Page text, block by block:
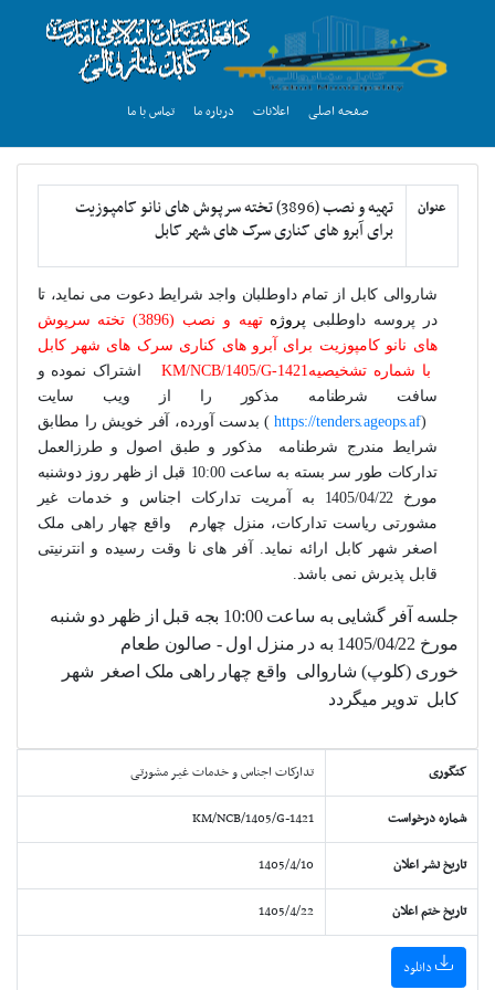
صفحه اصلی اعلانات درباره ما تماس با ما
عنوان
تهیه و نصب (3896) تخته سرپوش های نانو کامپوزیت
برای آبرو های کناری سرک های شهر کابل
شاروالی کابل از تمام داوطلبان واجد شرایط دعوت می نماید، تا
در پروسه داوطلبی پروژه
تهیه و نصب (3896) تخته سرپوش
های نانو کامپوزیت برای آبرو های کناری سرک های شهر کابل
با شماره تشخیصیه KM/NCB/1405/G-1421 اشتراک نموده و
سافت شرطنامه مذکور را از ویب سایت
(
https://tenders.ageops.af
) بدست آورده، آفر خویش را مطابق
شرایط مندرج شرطنامه مذکور و طبق اصول و طرزالعمل
تدارکات طور سر بسته به
ساعت 10:00 قبل از ظهر روز دوشنبه
مورخ 1405/04/22 به آمریت تدارکات اجناس و خدمات غیر
مشورتی ریاست تدارکات، منزل چهارم
واقع چهار راهی ملک
اصغر شهر کابل ارائه نماید. آفر های نا وقت رسیده و انترنیتی
قابل پذیرش نمی باشد.
جلسه آفر گشایی به ساعت 10:00 بجه قبل از ظهر دو
شنبه
مورخ 1405/04/22 به در منزل اول - صالون طعام
خوری (کلوپ) شاروالی واقع چهار راهی ملک اصغر
شهر
کابل تدویر میگردد
کتگوری تدارکات اجناس و خدمات غیر مشورتی
شماره درخواست KM/NCB/1405/G-1421
تاریخ نشر اعلان 1405/4/10
تاریخ ختم اعلان 1405/4/22